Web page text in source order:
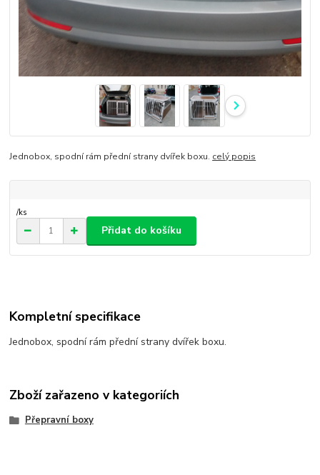
Jednobox, spodní rám přední strany dvířek boxu. celý popis
/ks
Přidat do košíku
Kompletní specifikace
Jednobox, spodní rám přední strany dvířek boxu.
Zboží zařazeno v kategoriích
Přepravní boxy